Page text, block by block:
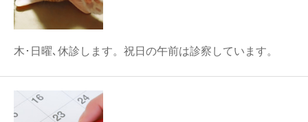
木･日曜､休診します。祝日の午前は診察しています。